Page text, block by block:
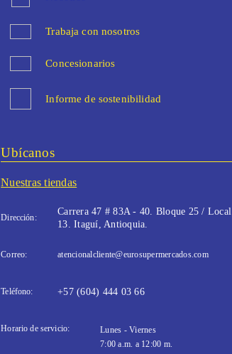
Trabaja con nosotros
Concesionarios
Informe de sostenibilidad
Ubícanos
Nuestras tiendas
Dirección:
Carrera 47 # 83A - 40. Bloque 25 / Local
13. Itaguí, Antioquia.
Correo: atencionalcliente@eurosupermercados.com
Teléfono: +57 (604) 444 03 66
Horario de servicio:
Lunes - Viernes
7:00 a.m. a 12:00 m.